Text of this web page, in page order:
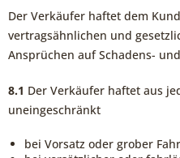
Der Verkäufer haftet dem
vertragsähnlichen und
Ansprüchen auf Schadens-
8.1 Der Verkäufer haftet aus
uneingeschränkt
bei Vorsatz oder grober